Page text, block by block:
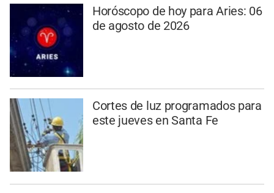
Horóscopo de hoy para Aries: 06
de agosto de 2026
Cortes de luz programados para
este jueves en Santa Fe